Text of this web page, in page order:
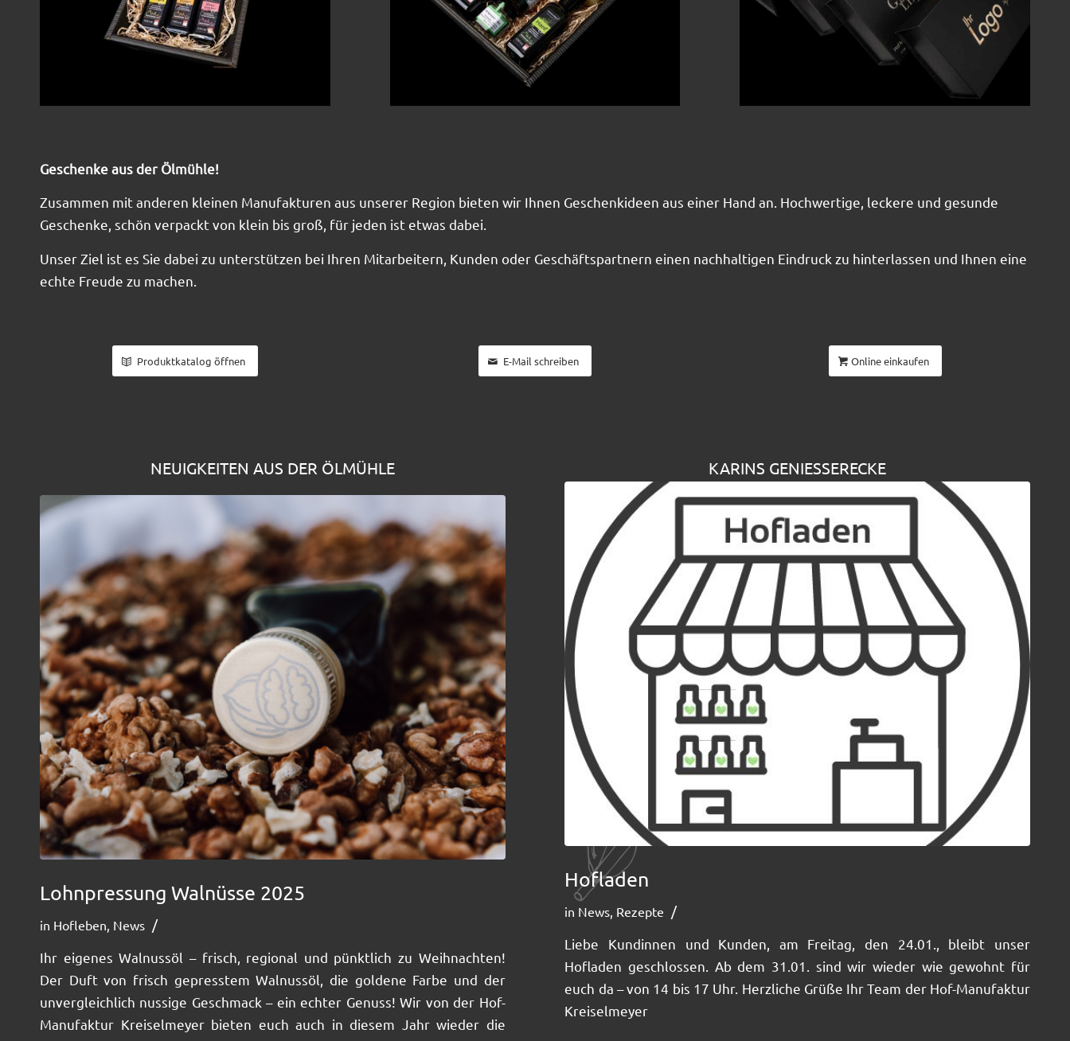
Geschenke aus der Ölmühle!
Zusammen mit anderen kleinen Manufakturen aus unserer Region bieten wir Ihnen Geschenkideen aus einer Hand an. Hochwertige, leckere und gesunde
Geschenke, schön verpackt von klein bis groß, für jeden ist etwas dabei.
Unser Ziel ist es Sie dabei zu unterstützen bei Ihren Mitarbeitern, Kunden oder Geschäftspartnern einen nachhaltigen Eindruck zu hinterlassen und Ihnen eine
echte Freude zu machen.
Produktkatalog öffnen E-Mail schreiben Online einkaufen
NEUIGKEITEN AUS DER ÖLMÜHLE
Lohnpressung Walnüsse 2025
in Hofleben, News /
Ihr eigenes Walnussöl – frisch, regional und pünktlich zu Weihnachten!
Der Duft von frisch gepresstem Walnussöl, die goldene Farbe und der
unvergleichlich nussige Geschmack – ein echter Genuss! Wir von der Hof-
Manufaktur Kreiselmeyer bieten euch auch in diesem Jahr wieder die
KARINS GENIESSERECKE
Hofladen
in News, Rezepte /
Liebe Kundinnen und Kunden, am Freitag, den 24.01., bleibt unser
Hofladen geschlossen. Ab dem 31.01. sind wir wieder wie gewohnt für
euch da – von 14 bis 17 Uhr. Herzliche Grüße Ihr Team der Hof-Manufaktur
Kreiselmeyer